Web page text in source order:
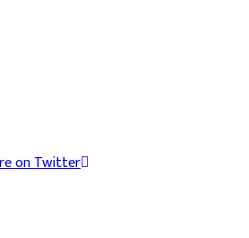
on Twitter